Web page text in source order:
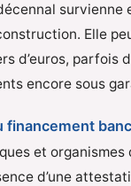
survienne
Elle
d’euros, parfois
encore sous
financement
et organismes
d’une